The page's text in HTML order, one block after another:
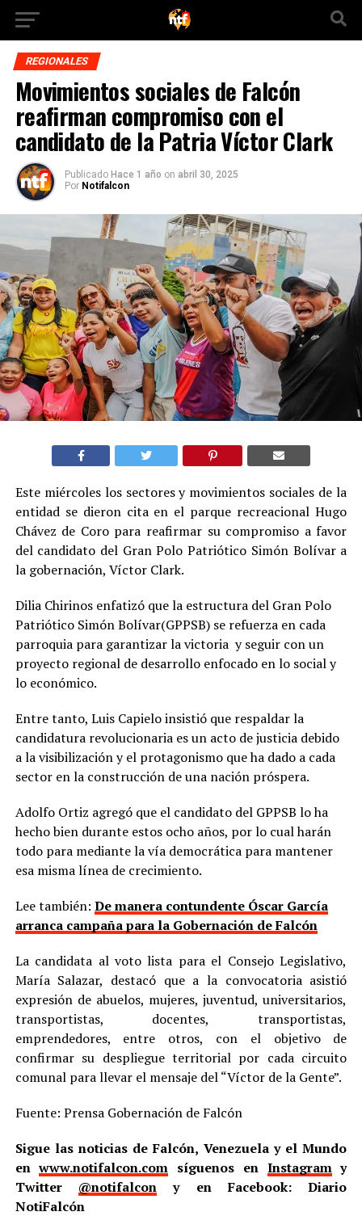
REGIONALES
Movimientos sociales de Falcón
reafirman compromiso con el
candidato de la Patria Víctor Clark
Publicado Hace 1 año on abril 30, 2025
Por Notifalcon
Este miércoles los sectores y movimientos sociales de la
entidad se dieron cita en el parque recreacional Hugo
Chávez de Coro para reafirmar su compromiso a favor
del candidato del Gran Polo Patriótico Simón Bolívar a
la gobernación, Víctor Clark.
Dilia Chirinos enfatizó que la estructura del Gran Polo
Patriótico Simón Bolívar(GPPSB) se refuerza en cada
parroquia para garantizar la victoria y seguir con un
proyecto regional de desarrollo enfocado en lo social y
lo económico.
Entre tanto, Luis Capielo insistió que respaldar la
candidatura revolucionaria es un acto de justicia debido
a la visibilización y el protagonismo que ha dado a cada
sector en la construcción de una nación próspera.
Adolfo Ortiz agregó que el candidato del GPPSB lo ha
hecho bien durante estos ocho años, por lo cual harán
todo para mediante la vía democrática para mantener
esa misma línea de crecimiento.
Lee también: De manera contundente Óscar García
arranca campaña para la Gobernación de Falcón
La candidata al voto lista para el Consejo Legislativo,
María Salazar, destacó que a la convocatoria asistió
expresión de abuelos, mujeres, juventud, universitarios,
transportistas, docentes, transportistas,
emprendedores, entre otros, con el objetivo de
confirmar su despliegue territorial por cada circuito
comunal para llevar el mensaje del “Víctor de la Gente”.
Fuente: Prensa Gobernación de Falcón
Sigue las noticias de Falcón, Venezuela y el Mundo
enwww.notifalcon.com síguenos en Instagramy
Twitter @notifalcon y en Facebook: Diario
NotiFalcón